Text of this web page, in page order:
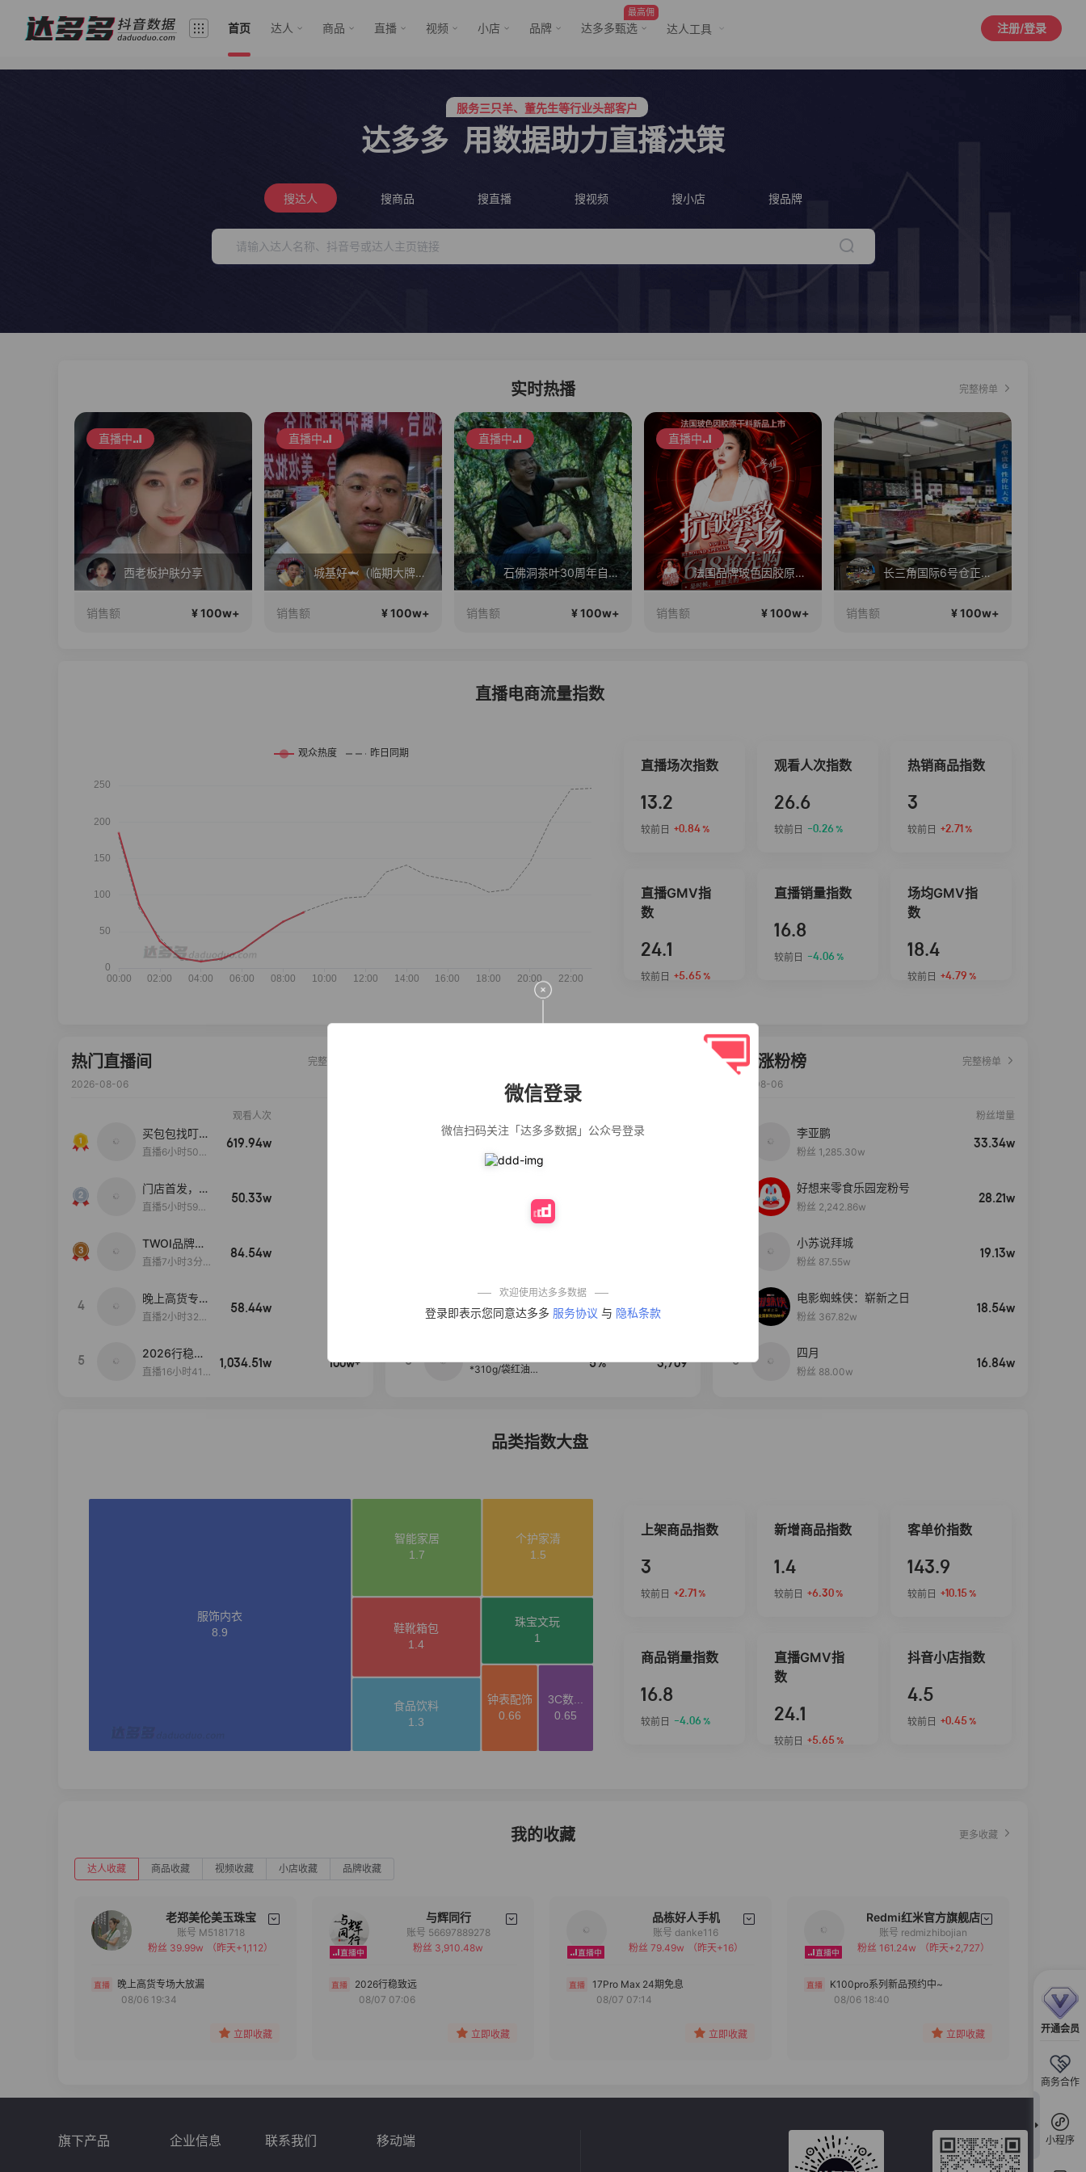
首页 达人 商品 直播 视频 小店 品牌
最高佣
达多多甄选 达人工具 注册/登录
开通会员
商务合作
小程序
微信登录
微信扫码关注「达多多数据」公众号登录
欢迎使用达多多数据
登录即表示您同意达多多 服务协议 与 隐私条款
服务三只羊、董先生等行业头部客户
行业价格屠夫，年卡会员低至798/年
达多多 用数据助力直播决策
搜达人 搜商品 搜直播 搜视频 搜小店 搜品牌
实时热播 完整榜单
直播中
西老板护肤分享
销售额 ¥ 100w+
直播中
城基好🦈（临期大牌美妆批发）正在直播
销售额 ¥ 100w+
直播中
石佛洞茶叶30周年自营直播间！
销售额 ¥ 100w+
直播中
法国品牌玻色因胶原新品上市
销售额 ¥ 100w+
长三角国际6号仓正在直播
销售额 ¥ 100w+
直播电商流量指数
直播场次指数
13.2
较前日 +0.84%
观看人次指数
26.6
较前日 -0.26 %
热销商品指数
3
较前日 +2.71 %
直播GMV指
数
24.1
较前日 +5.65 %
直播销量指数
16.8
较前日 -4.06 %
场均GMV指
数
18.4
较前日 +4.79 %
热门直播间
完整榜单
2026-08-06
观看人次
买包包找叮
当,一折购！
直播6小时50分
619.94w
门店首发，秋
款大上新！！
直播5小时59分
50.33w
TWOI品牌直
播间新款上
直播7小时3分5
84.54w
4
晚上高货专场
大放漏
直播2小时32分
58.44w
5
2026行稳致
远
直播16小时41
1,034.51w 100w+
【净浮生】油污
重油污去油王污
衣粉轻松搓洗去
污渍除菌除螨3倍
免煮开袋即食劲
艾草抽绳式免撕
垃圾袋大号特厚
50% 4,154
5
*310g/袋红油麻
5% 3,709
达人涨粉榜
完整榜单
2026-08-06
粉丝增量
李亚鹏
粉丝 1,285.30w
33.34w
好想来零食乐园宠粉号
粉丝 2,242.86w
28.21w
小苏说拜城
粉丝 87.55w
19.13w
电影蜘蛛侠：崭新之日
粉丝 367.82w
18.54w
5
四月
粉丝 88.00w
16.84w
品类指数大盘
上架商品指数
3
较前日 +2.71 %
新增商品指数
1.4
较前日 +6.30%
客单价指数
143.9
较前日 +10.15 %
商品销量指数
16.8
较前日 -4.06 %
直播GMV指
数
24.1
较前日 +5.65 %
抖音小店指数
4.5
较前日 +0.45 %
我的收藏 更多收藏
达人收藏 商品收藏 视频收藏 小店收藏 品牌收藏
老郑美伦美玉珠宝
备注
分组
账号 M5181718
粉丝 39.99w
（昨天+1,112）
晚上高货专场大放漏
08/06 19:34
立即收藏
与辉同行
备注
账号 56697889278
粉丝 3,910.48w
2026行稳致远
08/07 07:06
立即收藏
品栋好人手机
备注
分组
账号 danke116
粉丝 79.49w
（昨天+16）
17Pro Max 24期免息
08/07 07:14
立即收藏
Redmi红米官方旗舰店
备注
分组
账号 redmizhibojian
粉丝 161.24w
（昨天+2,727）
K100pro系列新品预约中~
08/06 18:40
立即收藏
旗下产品 企业信息 联系我们 移动端